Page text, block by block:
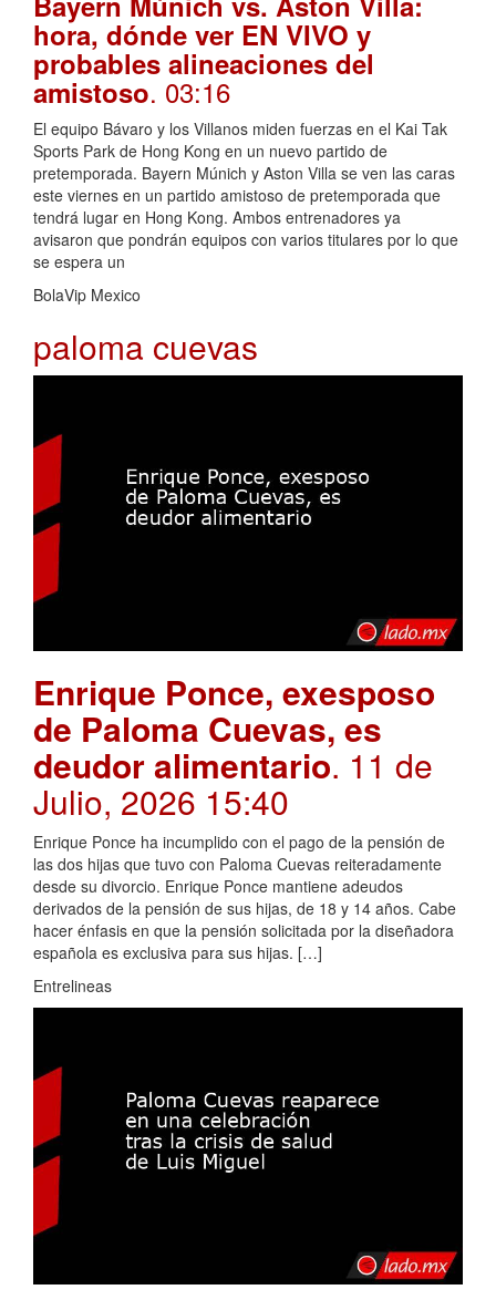
hora, dónde ver EN VIVO y
probables alineaciones del
amistoso. 03:16
El equipo Bávaro y los Villanos miden fuerzas en el Kai Tak
Sports Park de Hong Kong en un nuevo partido de
pretemporada. Bayern Múnich y Aston Villa se ven las caras
este viernes en un partido amistoso de pretemporada que
tendrá lugar en Hong Kong. Ambos entrenadores ya
avisaron que pondrán equipos con varios titulares por lo que
se espera un
BolaVip Mexico
paloma cuevas
Enrique Ponce, exesposo
de Paloma Cuevas, es
deudor alimentario. 11 de
Julio, 2026 15:40
Enrique Ponce ha incumplido con el pago de la pensión de
las dos hijas que tuvo con Paloma Cuevas reiteradamente
desde su divorcio. Enrique Ponce mantiene adeudos
derivados de la pensión de sus hijas, de 18 y 14 años. Cabe
hacer énfasis en que la pensión solicitada por la diseñadora
española es exclusiva para sus hijas. […]
Entrelineas